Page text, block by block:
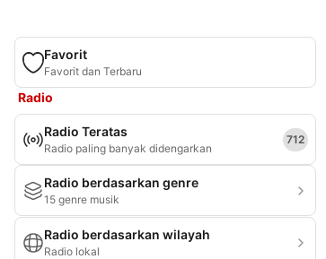
Favorit
Favorit dan Terbaru
Radio
Radio Teratas
Radio paling banyak didengarkan
712
Radio berdasarkan genre
15 genre musik
Radio berdasarkan wilayah
Radio lokal